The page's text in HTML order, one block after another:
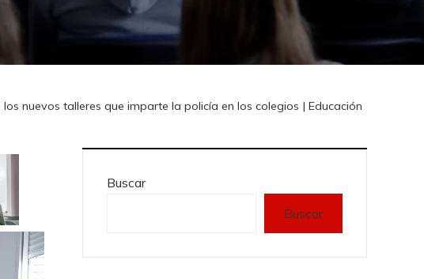
nuevos talleres que imparte la policía en los colegios | Educación
Buscar
Buscar